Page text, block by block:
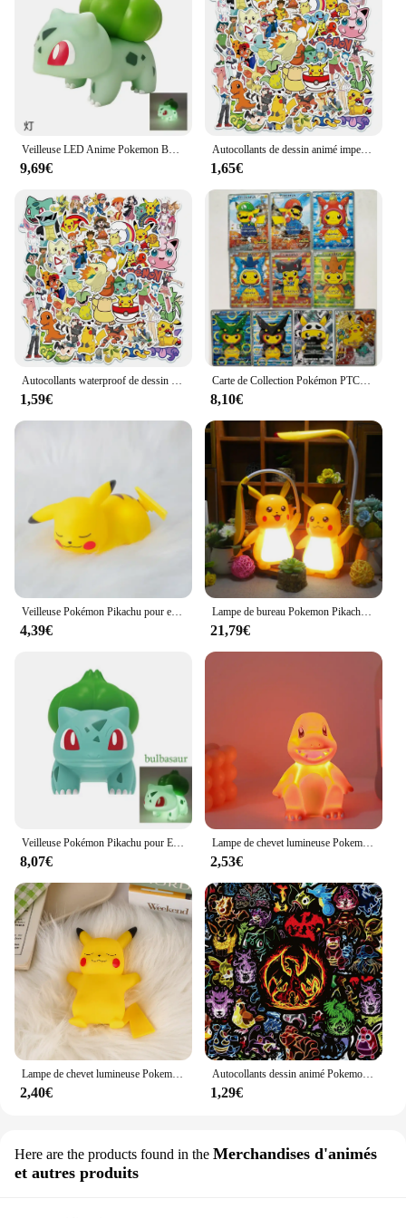
Veilleuse LED Anime Pokemon Bulbasaur, Pikachu Scintillant, Lampes Douces Mignonnes, Chambre à Coucher, Décoration de Chambre, Jouet pour Enfants, Cadeau de Noël
9,69€
Autocollants de dessin animé imperméables pour enfants, cool, néon, Pokémon, Pikachu, graffiti, décalcomanies, ordinateur portable, planche à roulettes, téléphone, jouets
1,65€
Autocollants waterproof de dessin animé Pokémon pour enfant, stickers cool, dessin animé, Pikachu, graffiti, pour ordinateur portable, skateboard, téléphone
1,59€
Carte de Collection Pokémon PTCG, Pikachu, COS, Nouvelle Production, 1e Croix, Flash IQUE Starlight, Anime, Périphérique, Cadeau de Vacances, DIY
8,10€
Veilleuse Pokémon Pikachu pour enfants, figurines d'anime plonger oyantes, jouet mignon, lampe de chevet à LED, ornement Kawaii, cadeau pour enfants, 6 pièces
4,39€
Lampe de bureau Pokemon Pikachu, nouveau, authentique, 3 vitesses réglables, chargeur USB, Protection des yeux, veilleuse, fournitures d'étude pour enfants
21,79€
Veilleuse Pokémon Pikachu pour Enfants, Poupées Anime, Lumière Douce, Lumières LED de oral et, Luminosité Réglable, Décor de Chambre, Jouets
8,07€
Lampe de chevet lumineuse Pokemon Pikachu pour enfants, veilleuse mignonne, jouet pour enfants, cadeau d'anniversaire et de Noël
2,53€
Lampe de chevet lumineuse Pokemon Pikachu pour enfants, jouet mignon, veilleuse, cadeau d'anniversaire et de Noël pour enfants
2,40€
Autocollants dessin animé Pokemon Pikachu pour enfants, néon, lumière, jouet, téléphone, ordinateur portable, autocollant graffiti, 10 pièces, 30 pièces, 50 pièces, 100 pièces
1,29€
Here are the products found in the Merchandises d'animés
et autres produits